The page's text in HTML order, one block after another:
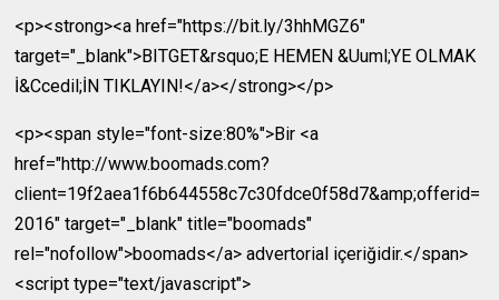
<p><strong><a href="https://bit.ly/3hhMGZ6"
target="_blank">BITGET&rsquo;E HEMEN &Uuml;YE OLMAK
İ&Ccedil;İN TIKLAYIN!</a></strong></p>
<p><span style="font-size:80%">Bir <a
href="http://www.boomads.com?
client=19f2aea1f6b644558c7c30fdce0f58d7&amp;offerid=
2016" target="_blank" title="boomads"
rel="nofollow">boomads</a> advertorial içeriğidir.</span>
<script type="text/javascript">